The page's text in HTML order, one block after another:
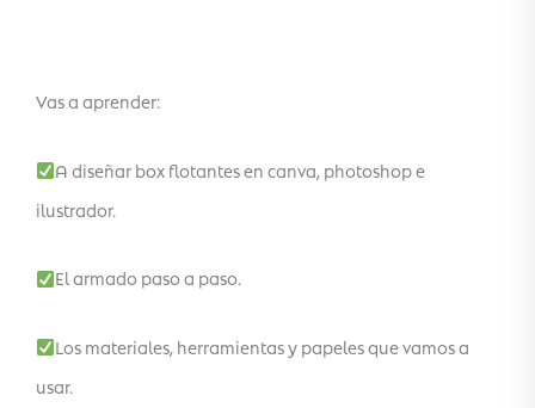
Vas a aprender:
A diseñar box flotantes en canva, photoshop e
ilustrador.
El armado paso a paso.
Los materiales, herramientas y papeles que vamos a
usar.